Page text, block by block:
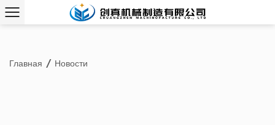
Главная / Новости